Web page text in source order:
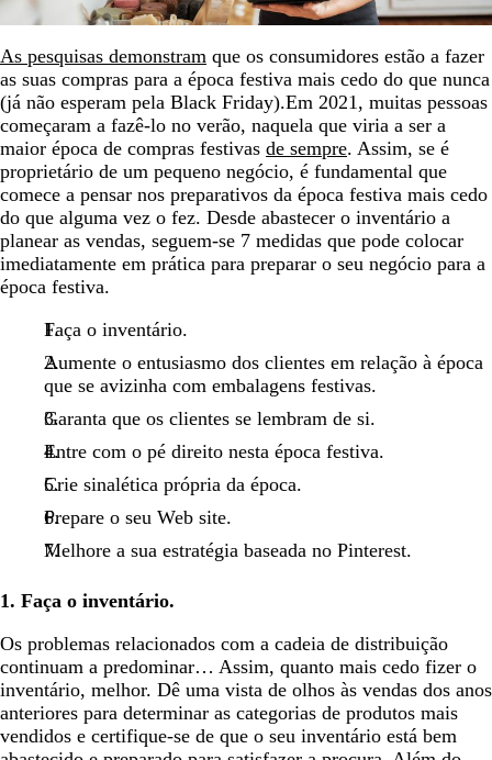
As pesquisas demonstram que os consumidores estão a fazer
as suas compras para a época festiva mais cedo do que nunca
(já não esperam pela Black Friday).Em 2021, muitas pessoas
começaram a fazê-lo no verão, naquela que viria a ser a
maior época de compras festivas de sempre. Assim, se é
proprietário de um pequeno negócio, é fundamental que
comece a pensar nos preparativos da época festiva mais cedo
do que alguma vez o fez. Desde abastecer o inventário a
planear as vendas, seguem-se 7 medidas que pode colocar
imediatamente em prática para preparar o seu negócio para a
época festiva.
Faça o inventário.
Aumente o entusiasmo dos clientes em relação à época
que se avizinha com embalagens festivas.
Garanta que os clientes se lembram de si.
Entre com o pé direito nesta época festiva.
Crie sinalética própria da época.
Prepare o seu Web site.
Melhore a sua estratégia baseada no Pinterest.
1. Faça o inventário.
Os problemas relacionados com a cadeia de distribuição
continuam a predominar… Assim, quanto mais cedo fizer o
inventário, melhor. Dê uma vista de olhos às vendas dos anos
anteriores para determinar as categorias de produtos mais
vendidos e certifique-se de que o seu inventário está bem